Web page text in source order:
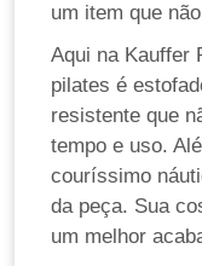
um item que
Aqui na Kauffer
pilates é
resistente que
tempo e uso.
couríssimo
da peça. Sua
um melhor